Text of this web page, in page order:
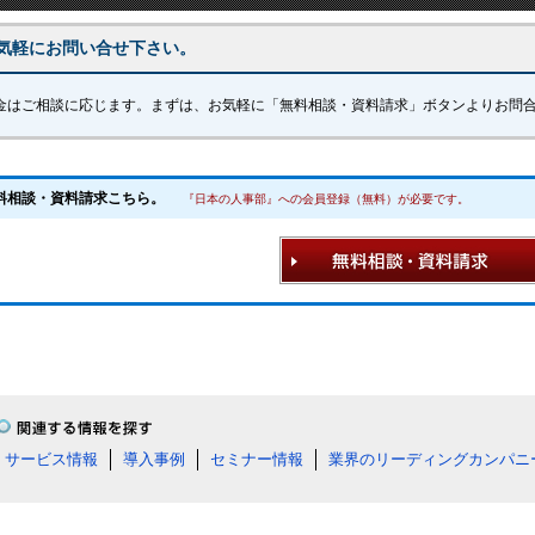
軽にお問い合せ下さい。
はご相談に応じます。まずは、お気軽に「無料相談・資料請求」ボタンよりお問
相談・資料請求こちら。 『日本の人事部』への会員登録（無料）が必要です。
サービス情報 導入事例 セミナー情報 業界のリーディングカンパニ